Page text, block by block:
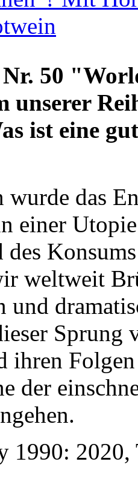
50
unserer
ist eine
wurde das
einer
weltweit
und
Sprung
ihren
der
1990: 2020,